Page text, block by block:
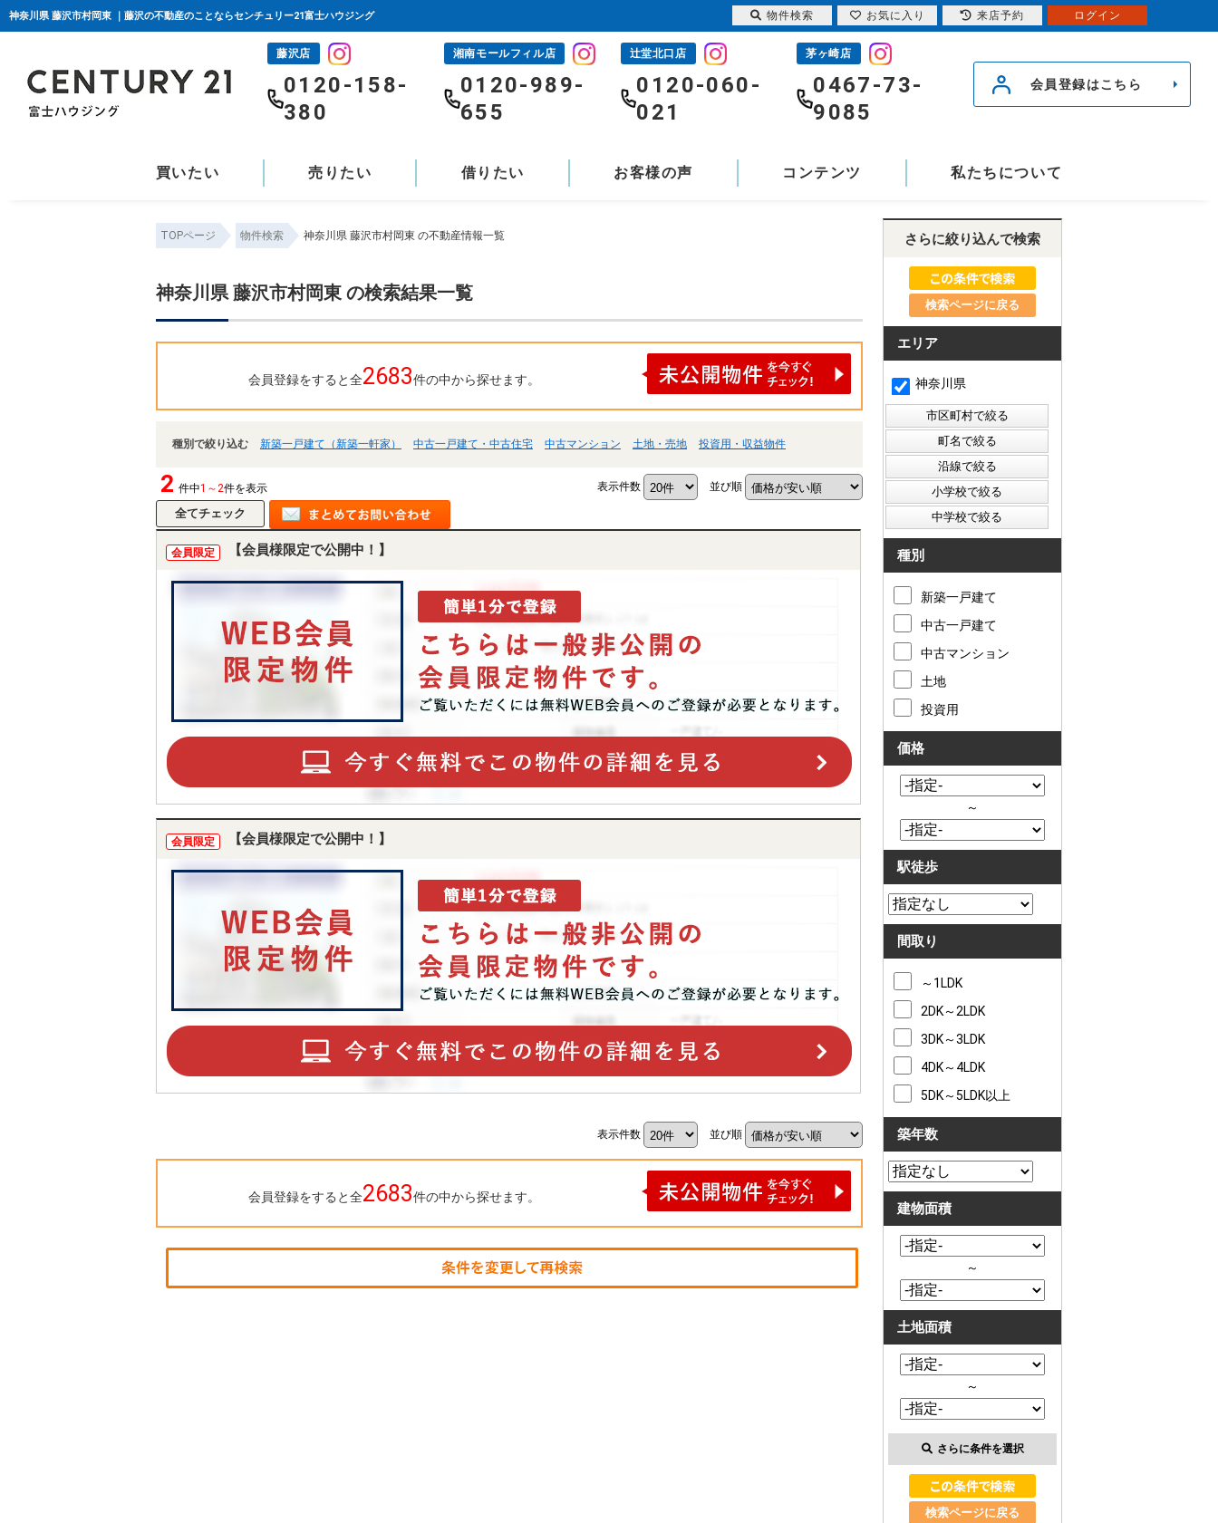
神奈川県 藤沢市村岡東 ｜藤沢の不動産のことならセンチュリー21富士ハウジング
藤沢店
0120-158-
380
湘南モールフィル店
0120-989-
655
辻堂北口店
0120-060-
021
茅ヶ崎店
0467-73-
9085
会員登録はこちら
買いたい 売りたい 借りたい お客様の声 コンテンツ 私たちについて
TOPページ 物件検索 神奈川県 藤沢市村岡東 の不動産情報一覧
神奈川県 藤沢市村岡東 の検索結果一覧
会員登録をすると全2683件の中から探せます。
種別で絞り込む 新築一戸建て（新築一軒家） 中古一戸建て・中古住宅 中古マンション 土地・売地 投資用・収益物件
2 件中1～2件を表示 表示件数 並び順
会員限定 【会員様限定で公開中！】
会員限定 【会員様限定で公開中！】
表示件数 並び順
会員登録をすると全2683件の中から探せます。
さらに絞り込んで検索
検索ページに戻る
エリア
神奈川県
種別
新築一戸建て
中古一戸建て
中古マンション
土地
投資用
価格
～
駅徒歩
間取り
～1LDK
2DK～2LDK
3DK～3LDK
4DK～4LDK
5DK～5LDK以上
築年数
建物面積
～
土地面積
～
さらに条件を選択
検索ページに戻る
物件検索 お気に入り 来店予約 ログイン